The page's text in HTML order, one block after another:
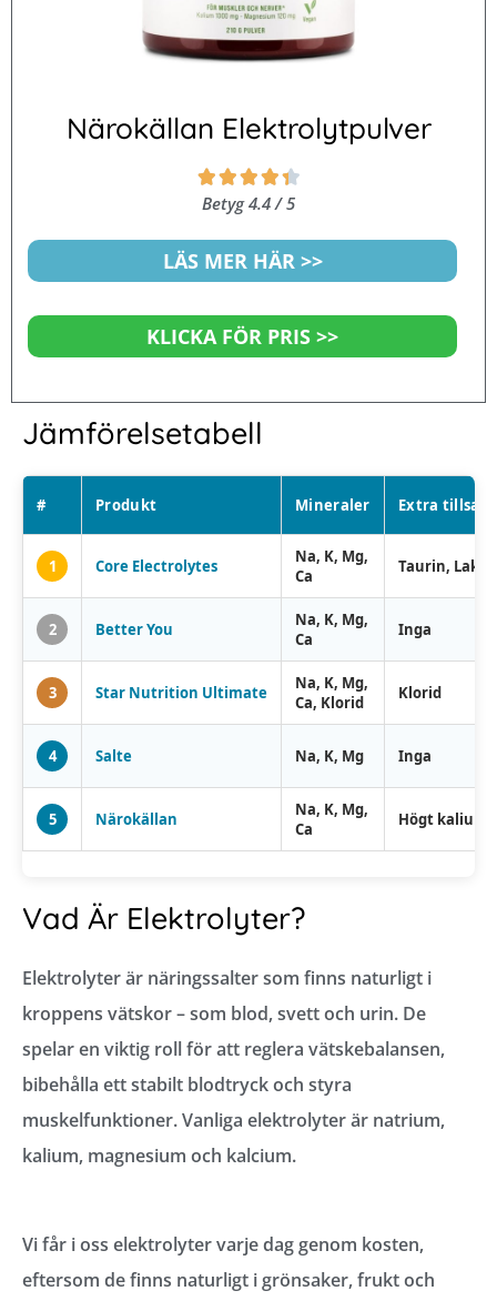
Närokällan Elektrolytpulver

Betygsatt
5
Betyg 4.4 / 5
LÄS MER HÄR >>
KLICKA FÖR PRIS >>
Jämförelsetabell
# Produkt Mineraler Extra
1 Core Electrolytes
Na, K, Mg,
Ca
Taurin,
2 Better You
Na, K, Mg,
Ca
Inga
3 Star Nutrition Ultimate
Na, K, Mg,
Ca, Klorid
Klorid
4 Salte Na, K, Mg Inga
5 Närokällan
Na, K, Mg,
Ca
Högt kalium
Vad Är Elektrolyter?
Elektrolyter är näringssalter som finns naturligt i
kroppens vätskor – som blod, svett och urin. De
spelar en viktig roll för att reglera vätskebalansen,
bibehålla ett stabilt blodtryck och styra
muskelfunktioner. Vanliga elektrolyter är natrium,
kalium, magnesium och kalcium.
Vi får i oss elektrolyter varje dag genom kosten,
eftersom de finns naturligt i grönsaker, frukt och